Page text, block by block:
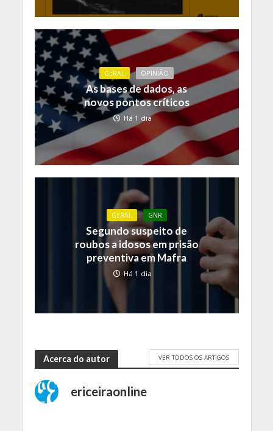
GERAL OPINIÃO
As bases de dados, as
novos pontos críticos
Há 1 dia
GERAL GNR
Segundo suspeito de
roubos a idosos em prisão
preventiva em Mafra
Há 1 dia
Acerca do autor VER TODOS OS ARTIGOS
ericeiraonline